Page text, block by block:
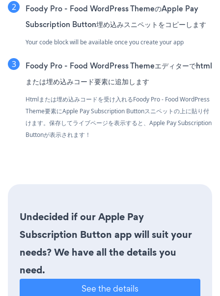
Foody Pro - Food WordPress ThemeのApple Pay
Subscription Button埋め込みスニペットをコピーします
Your code block will be available once you create your app
Foody Pro - Food WordPress Themeエディターでhtml
または埋め込みコード要素に追加します
Htmlまたは埋め込みコードを受け入れるFoody Pro - Food WordPress
Theme要素にApple Pay Subscription Buttonスニペットの上に貼り付
けます。保存してライブページを表示すると、Apple Pay Subscription
Buttonが表示されます！
Undecided if our Apple Pay
Subscription Button app will suit your
needs? We have all the details you
need.
See the details